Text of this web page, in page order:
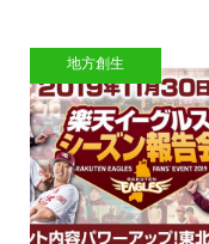
地方創生